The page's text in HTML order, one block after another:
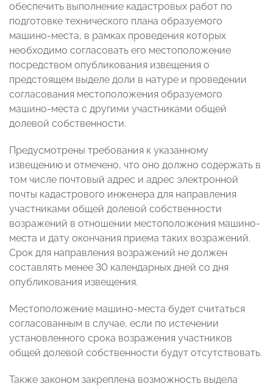
обеспечить выполнение кадастровых работ по
подготовке технического плана образуемого
машино-места, в рамках проведения которых
необходимо согласовать его местоположение
посредством опубликования извещения о
предстоящем выделе доли в натуре и проведении
согласования местоположения образуемого
машино-места с другими участниками общей
долевой собственности.
Предусмотрены требования к указанному
извещению и отмечено, что оно должно содержать в
том числе почтовый адрес и адрес электронной
почты кадастрового инженера для направления
участниками общей долевой собственности
возражений в отношении местоположения машино-
места и дату окончания приема таких возражений.
Срок для направления возражений не должен
составлять менее 30 календарных дней со дня
опубликования извещения.
Местоположение машино-места будет считаться
согласованным в случае, если по истечении
установленного срока возражения участников
общей долевой собственности будут отсутствовать.
Также законом закреплена возможность выдела